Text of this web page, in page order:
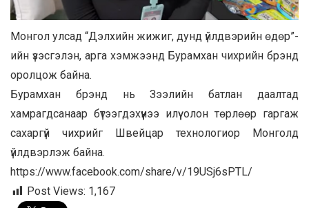
Монгол улсад “Дэлхийн жижиг, дунд үйлдвэрийн өдөр”-
ийн үзэсгэлэн, арга хэмжээнд Бурамхан чихрийн брэнд
оролцож байна.
Бурамхан брэнд нь Зээлийн батлан даалтад
хамрагдсанаар бүтээгдэхүүнээ илүү олон төрлөөр гаргаж
сахаргүй чихрийг Швейцар технологиор Монголд
үйлдвэрлэж байна.
https://www.facebook.com/share/v/19USj6sPTL/
Post Views: 1,167